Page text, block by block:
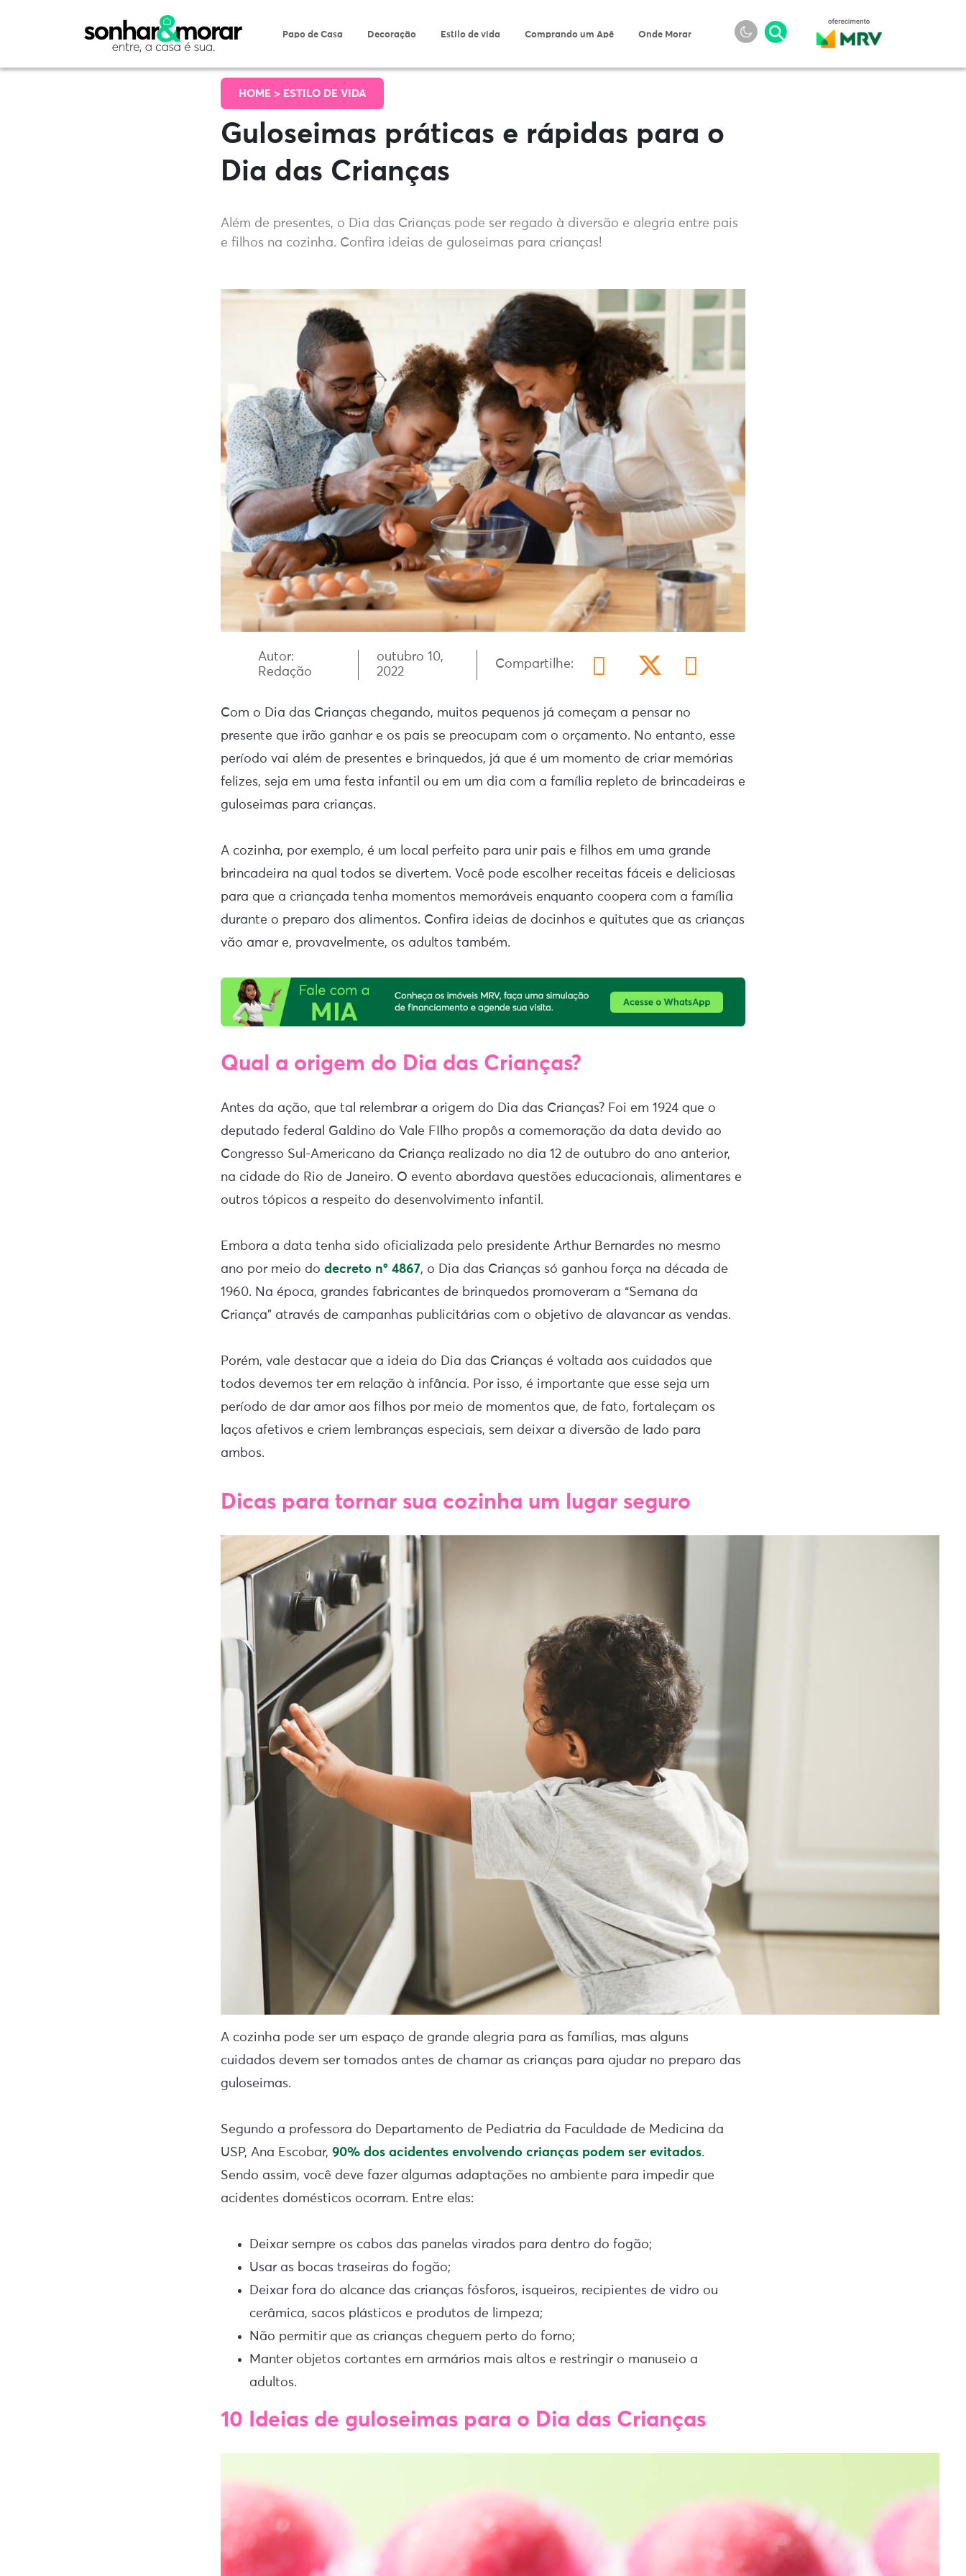
Papo de Casa Decoração Estilo de vida Comprando um Apê Onde Morar
HOME > ESTILO DE VIDA
Guloseimas práticas e rápidas para o
Dia das Crianças
Além de presentes, o Dia das Crianças pode ser regado à diversão e alegria entre pais
e filhos na cozinha. Confira ideias de guloseimas para crianças!
Autor:
Redação
outubro 10,
2022
Compartilhe:
Com o Dia das Crianças chegando, muitos pequenos já começam a pensar no
presente que irão ganhar e os pais se preocupam com o orçamento. No entanto, esse
período vai além de presentes e brinquedos, já que é um momento de criar memórias
felizes, seja em uma festa infantil ou em um dia com a família repleto de brincadeiras e
guloseimas para crianças.
A cozinha, por exemplo, é um local perfeito para unir pais e filhos em uma grande
brincadeira na qual todos se divertem. Você pode escolher receitas fáceis e deliciosas
para que a criançada tenha momentos memoráveis enquanto coopera com a família
durante o preparo dos alimentos. Confira ideias de docinhos e quitutes que as crianças
vão amar e, provavelmente, os adultos também.
Qual a origem do Dia das Crianças?
Antes da ação, que tal relembrar a origem do Dia das Crianças? Foi em 1924 que o
deputado federal Galdino do Vale FIlho propôs a comemoração da data devido ao
Congresso Sul-Americano da Criança realizado no dia 12 de outubro do ano anterior,
na cidade do Rio de Janeiro. O evento abordava questões educacionais, alimentares e
outros tópicos a respeito do desenvolvimento infantil.
Embora a data tenha sido oficializada pelo presidente Arthur Bernardes no mesmo
ano por meio do decreto nº 4867, o Dia das Crianças só ganhou força na década de
1960. Na época, grandes fabricantes de brinquedos promoveram a “Semana da
Criança” através de campanhas publicitárias com o objetivo de alavancar as vendas.
Porém, vale destacar que a ideia do Dia das Crianças é voltada aos cuidados que
todos devemos ter em relação à infância. Por isso, é importante que esse seja um
período de dar amor aos filhos por meio de momentos que, de fato, fortaleçam os
laços afetivos e criem lembranças especiais, sem deixar a diversão de lado para
ambos.
Dicas para tornar sua cozinha um lugar seguro
A cozinha pode ser um espaço de grande alegria para as famílias, mas alguns
cuidados devem ser tomados antes de chamar as crianças para ajudar no preparo das
guloseimas.
Segundo a professora do Departamento de Pediatria da Faculdade de Medicina da
USP, Ana Escobar, 90% dos acidentes envolvendo crianças podem ser evitados.
Sendo assim, você deve fazer algumas adaptações no ambiente para impedir que
acidentes domésticos ocorram. Entre elas:
Deixar sempre os cabos das panelas virados para dentro do fogão;
Usar as bocas traseiras do fogão;
Deixar fora do alcance das crianças fósforos, isqueiros, recipientes de vidro ou
cerâmica, sacos plásticos e produtos de limpeza;
Não permitir que as crianças cheguem perto do forno;
Manter objetos cortantes em armários mais altos e restringir o manuseio a
adultos.
10 Ideias de guloseimas para o Dia das Crianças